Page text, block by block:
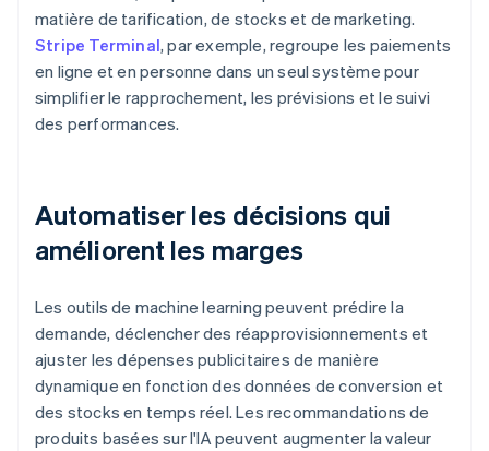
matière de tarification, de stocks et de marketing.
Stripe Terminal, par exemple, regroupe les paiements
en ligne et en personne dans un seul système pour
simplifier le rapprochement, les prévisions et le suivi
des performances.
Automatiser les décisions qui
améliorent les marges
Les outils de machine learning peuvent prédire la
demande, déclencher des réapprovisionnements et
ajuster les dépenses publicitaires de manière
dynamique en fonction des données de conversion et
des stocks en temps réel. Les recommandations de
produits basées sur l'IA peuvent augmenter la valeur